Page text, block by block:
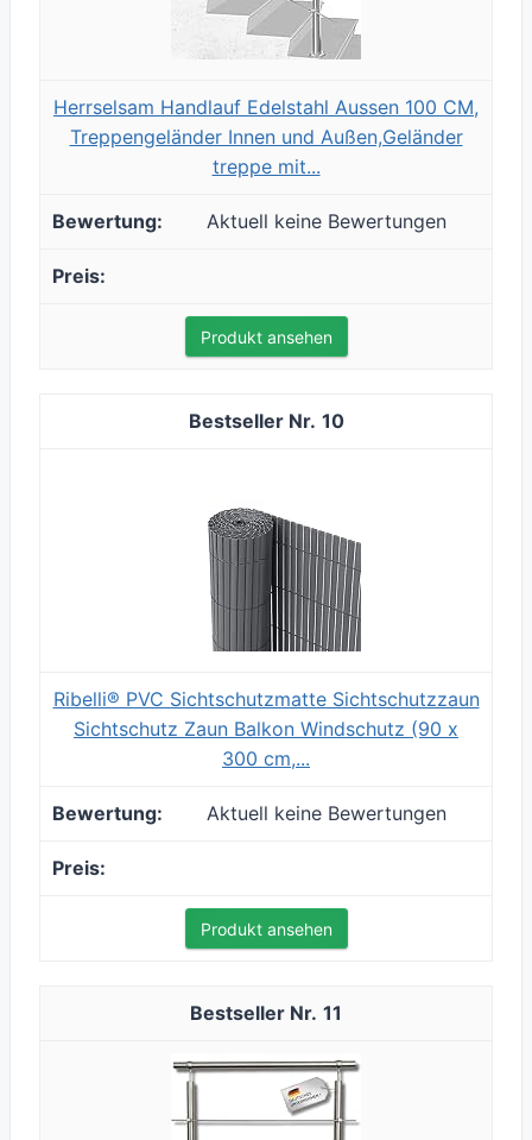
Herrselsam Handlauf Edelstahl Aussen 100 CM,
Treppengeländer Innen und Außen,Geländer
treppe mit...
Aktuell keine Bewertungen
Produkt ansehen
10
Ribelli® PVC Sichtschutzmatte Sichtschutzzaun
Sichtschutz Zaun Balkon Windschutz (90 x
300 cm,...
Aktuell keine Bewertungen
Produkt ansehen
11